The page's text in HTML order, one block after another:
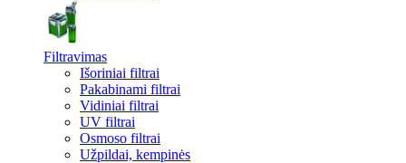
Filtravimas
Išoriniai filtrai
Pakabinami filtrai
Vidiniai filtrai
UV filtrai
Osmoso filtrai
Užpildai, kempinės